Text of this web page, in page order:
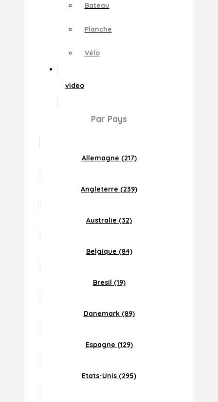
Bateau
Planche
Vélo
video
Par Pays
Allemagne (217)
Angleterre (239)
Australie (32)
Belgique (84)
Bresil (19)
Danemark (89)
Espagne (129)
Etats-Unis (295)